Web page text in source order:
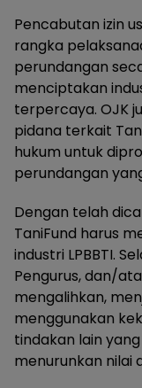
Pencabutan izin
rangka
perundangan
menciptakan
terpercaya. OJK
pidana terkait
hukum untuk
perundangan
Dengan telah
TaniFund harus
industri LPBBTI.
Pengurus, dan/
mengalihkan,
menggunakan
tindakan lain
menurunkan nilai